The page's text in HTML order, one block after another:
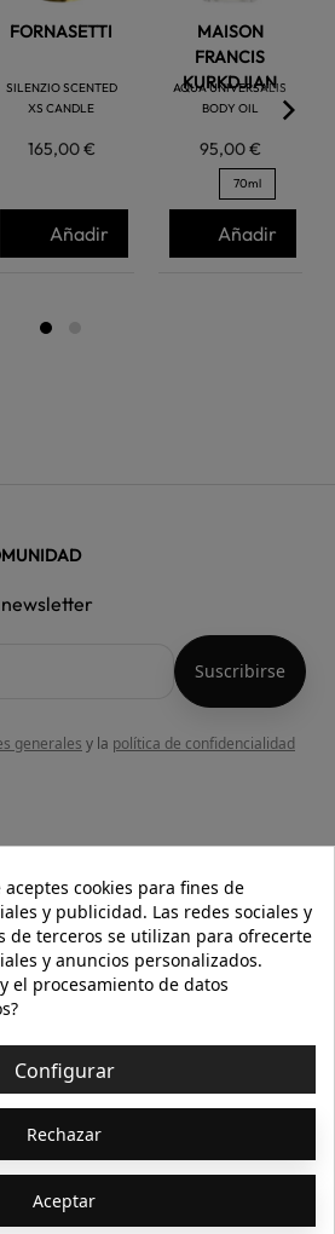
FORNASETTI
SILENZIO SCENTED
XS CANDLE
165,00 €
Añadir
MAISON
FRANCIS
KURKDJIAN
AQUA UNIVERSALIS
BODY OIL
95,00 €
70ml
Añadir

generales y la política de confidencialidad
cookies para fines de
y publicidad. Las redes sociales y
de terceros se utilizan para ofrecerte
y anuncios personalizados.
el procesamiento de datos
Configurar
Rechazar
Aceptar